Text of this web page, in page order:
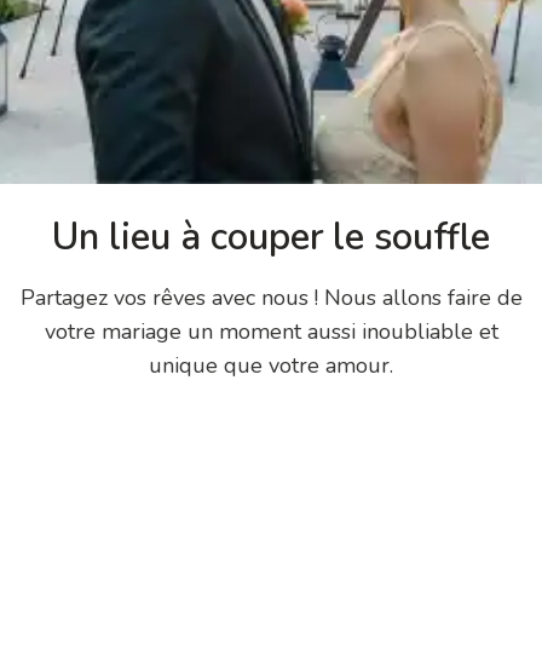
Un lieu à couper le souffle
Partagez vos rêves avec nous ! Nous allons faire de
votre mariage un moment aussi inoubliable et
unique que votre amour.